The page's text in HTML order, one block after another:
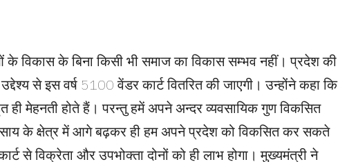
के विकास के बिना किसी भी समाज का विकास सम्भव नहीं। प्रदेश की
से इस वर्ष 5100 वेंडर कार्ट वितरित की जाएगी। उन्होंने कहा कि
ही मेहनती होते हैं। परन्तु हमें अपने अन्दर व्यवसायिक गुण विकसित
के क्षेत्र में आगे बढ़कर ही हम अपने प्रदेश को विकसित कर सकते
से विक्रेता और उपभोक्ता दोनों को ही लाभ होगा। मुख्यमंत्री ने